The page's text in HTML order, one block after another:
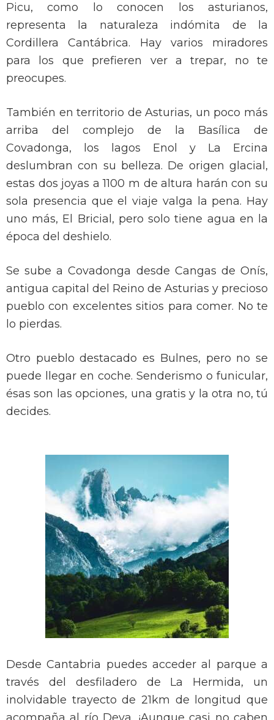
Picu, como lo conocen los asturianos,
representa la naturaleza indómita de la
Cordillera Cantábrica. Hay varios miradores
para los que prefieren ver a trepar, no te
preocupes.
También en territorio de Asturias, un poco más
arriba del complejo de la Basílica de
Covadonga, los lagos Enol y La Ercina
deslumbran con su belleza. De origen glacial,
estas dos joyas a 1100 m de altura harán con su
sola presencia que el viaje valga la pena. Hay
uno más, El Bricial, pero solo tiene agua en la
época del deshielo.
Se sube a Covadonga desde Cangas de Onís,
antigua capital del Reino de Asturias y precioso
pueblo con excelentes sitios para comer. No te
lo pierdas.
Otro pueblo destacado es Bulnes, pero no se
puede llegar en coche. Senderismo o funicular,
ésas son las opciones, una gratis y la otra no, tú
decides.
Desde Cantabria puedes acceder al parque a
través del desfiladero de La Hermida, un
inolvidable trayecto de 21km de longitud que